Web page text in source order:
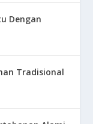
Dengan
Tradisional